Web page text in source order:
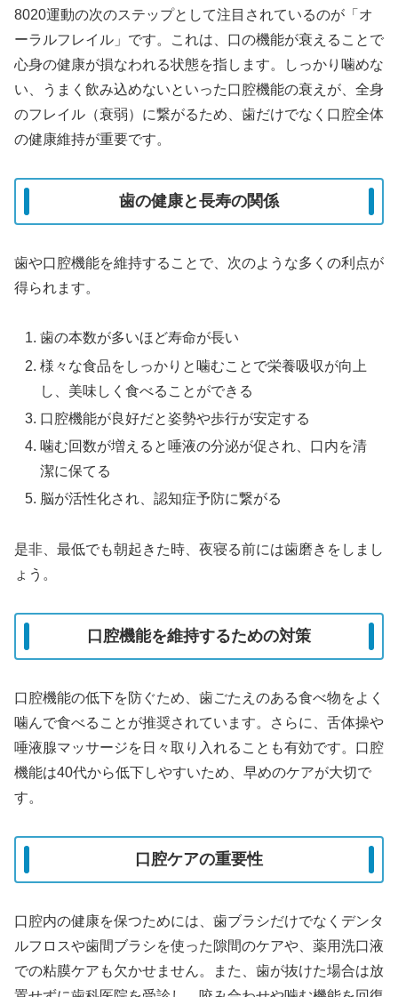
8020運動の次のステップとして注目されているのが「オ
ーラルフレイル」です。これは、口の機能が衰えることで
心身の健康が損なわれる状態を指します。しっかり噛めな
い、うまく飲み込めないといった口腔機能の衰えが、全身
のフレイル（衰弱）に繋がるため、歯だけでなく口腔全体
の健康維持が重要です。
歯の健康と長寿の関係
歯や口腔機能を維持することで、次のような多くの利点が
得られます。
歯の本数が多いほど寿命が長い
様々な食品をしっかりと噛むことで栄養吸収が向上
し、美味しく食べることができる
口腔機能が良好だと姿勢や歩行が安定する
噛む回数が増えると唾液の分泌が促され、口内を清
潔に保てる
脳が活性化され、認知症予防に繋がる
是非、最低でも朝起きた時、夜寝る前には歯磨きをしまし
ょう。
口腔機能を維持するための対策
口腔機能の低下を防ぐため、歯ごたえのある食べ物をよく
噛んで食べることが推奨されています。さらに、舌体操や
唾液腺マッサージを日々取り入れることも有効です。口腔
機能は40代から低下しやすいため、早めのケアが大切で
す。
口腔ケアの重要性
口腔内の健康を保つためには、歯ブラシだけでなくデンタ
ルフロスや歯間ブラシを使った隙間のケアや、薬用洗口液
での粘膜ケアも欠かせません。また、歯が抜けた場合は放